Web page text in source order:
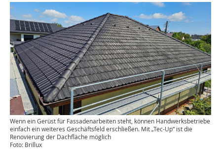
Wenn ein Gerüst für Fassadenarbeiten steht, können Handwerksbetriebe
einfach ein weiteres Geschäftsfeld erschließen. Mit „Tec-Up“ ist die
Renovierung der Dachfläche möglich
Foto: Brillux